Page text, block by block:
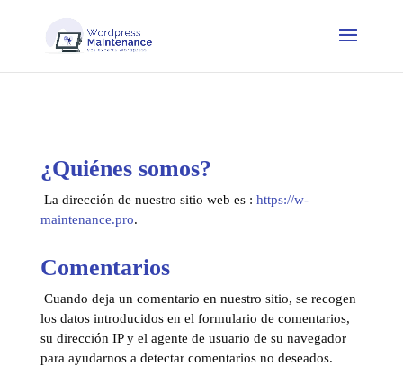
¿Quiénes somos?
La dirección de nuestro sitio web es : https://w-
maintenance.pro.
Comentarios
Cuando deja un comentario en nuestro sitio, se recogen
los datos introducidos en el formulario de comentarios,
su dirección IP y el agente de usuario de su navegador
para ayudarnos a detectar comentarios no deseados.